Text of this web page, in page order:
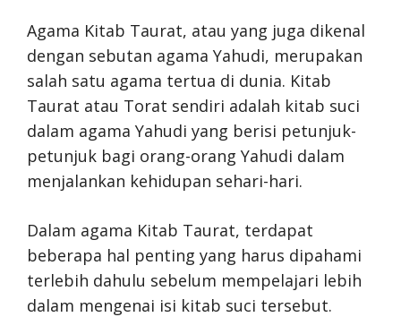
Agama Kitab Taurat, atau yang juga dikenal
dengan sebutan agama Yahudi, merupakan
salah satu agama tertua di dunia. Kitab
Taurat atau Torat sendiri adalah kitab suci
dalam agama Yahudi yang berisi petunjuk-
petunjuk bagi orang-orang Yahudi dalam
menjalankan kehidupan sehari-hari.
Dalam agama Kitab Taurat, terdapat
beberapa hal penting yang harus dipahami
terlebih dahulu sebelum mempelajari lebih
dalam mengenai isi kitab suci tersebut.